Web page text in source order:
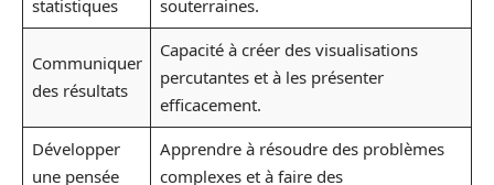
statistiques
souterraines.
Communiquer
des résultats
Capacité à créer des visualisations
percutantes et à les présenter
efficacement.
Développer
une pensée
Apprendre à résoudre des problèmes
complexes et à faire des